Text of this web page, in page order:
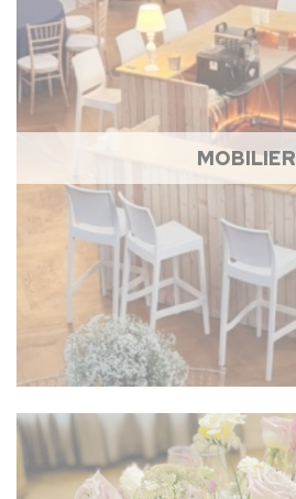
MOBILIER